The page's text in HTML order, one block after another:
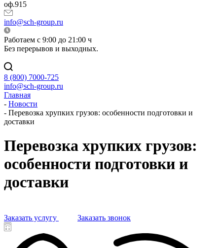
оф.915
info@sch-group.ru
Работаем с 9:00 до 21:00 ч
Без перерывов и выходных.
8 (800) 7000-725
info@sch-group.ru
Главная
- Новости
- Перевозка хрупких грузов: особенности подготовки и
доставки
Перевозка хрупких грузов:
особенности подготовки и
доставки
Заказать услугу Заказать звонок